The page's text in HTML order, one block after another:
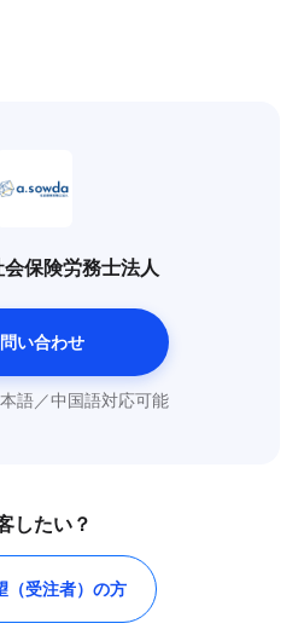
保険労務士法人
い合わせ
語／中国語対応可能
したい？
（受注者）の方